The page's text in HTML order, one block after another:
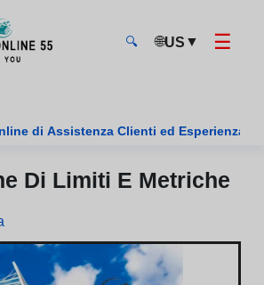
🔍 🌐US ▼ ☰
di Assistenza Clienti ed Esperienza
Di Limiti E Metriche